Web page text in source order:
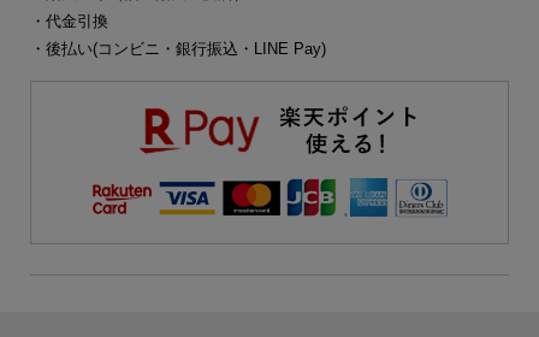
・代金引換
・後払い(コンビニ・銀行振込・LINE Pay)